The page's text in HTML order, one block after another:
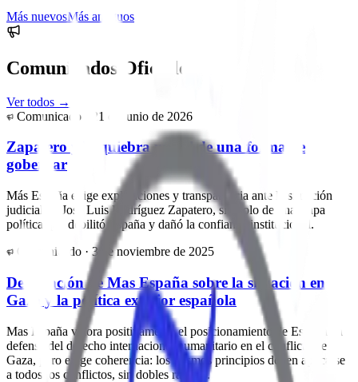
Más nuevosMás antiguos
Comunicados Oficiales
Ver todos →
Comunicado ·
21 de junio de 2026
Zapatero y la quiebra moral de una forma de
gobernar
Más España exige explicaciones y transparencia ante la situación
judicial de José Luis Rodríguez Zapatero, símbolo de una etapa
política que debilitó España y dañó la confianza institucional.
Comunicado · 3 de noviembre de 2025
Declaración de Mas España sobre la situación en
Gaza y la política exterior española
Mas España valora positivamente el posicionamiento de España en
defensa del derecho internacional humanitario en el conflicto de
Gaza, pero exige coherencia: los mismos principios deben aplicarse
a todos los conflictos, sin dobles raseros.